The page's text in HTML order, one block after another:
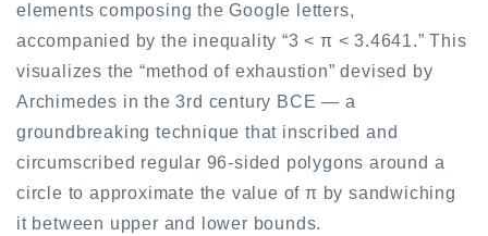
elements composing the Google letters,
accompanied by the inequality “3 < π < 3.4641.” This
visualizes the “method of exhaustion” devised by
Archimedes in the 3rd century BCE — a
groundbreaking technique that inscribed and
circumscribed regular 96-sided polygons around a
circle to approximate the value of π by sandwiching
it between upper and lower bounds.